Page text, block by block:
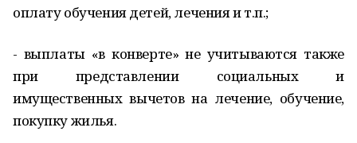
оплату обучения детей, лечения и т.п.;
- выплаты «в конверте» не учитываются также
при представлении социальных и
имущественных вычетов на лечение, обучение,
покупку жилья.